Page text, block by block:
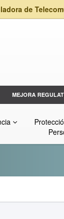
de
MEJORA